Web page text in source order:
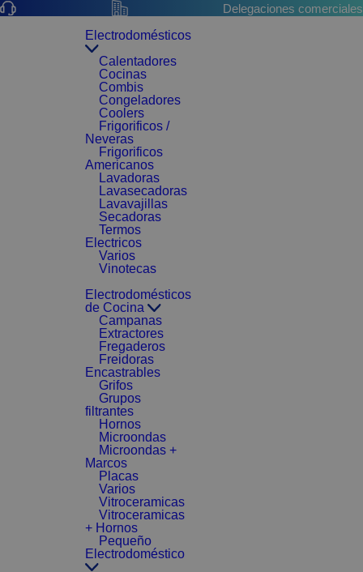
Delegaciones comerciales
Electrodomésticos
Calentadores
Cocinas
Combis
Congeladores
Coolers
Frigorificos /
Neveras
Frigorificos
Americanos
Lavadoras
Lavasecadoras
Lavavajillas
Secadoras
Termos
Electricos
Varios
Vinotecas
Electrodomésticos
de Cocina
Campanas
Extractores
Fregaderos
Freidoras
Encastrables
Grifos
Grupos
filtrantes
Hornos
Microondas
Microondas +
Marcos
Placas
Varios
Vitroceramicas
Vitroceramicas
+ Hornos
Pequeño
Electrodoméstico